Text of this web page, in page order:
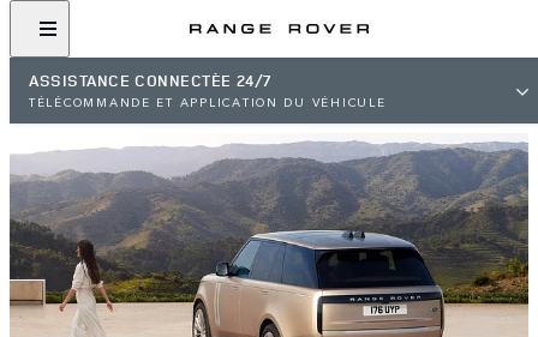
ASSISTANCE CONNECTÉE 24/7
TÉLÉCOMMANDE ET APPLICATION DU VÉHICULE